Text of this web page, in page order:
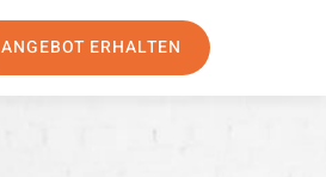
ANGEBOT ERHALTEN